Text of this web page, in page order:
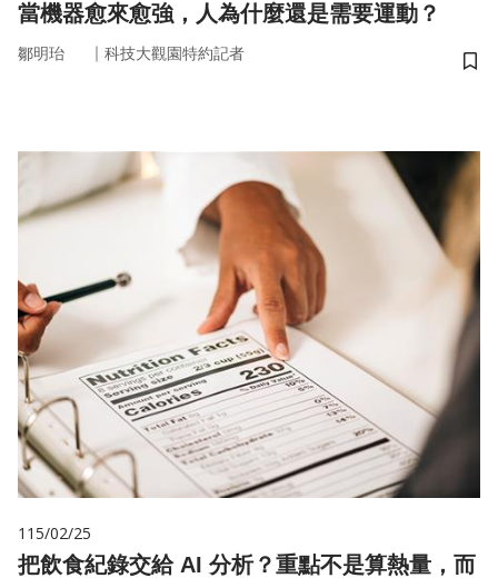
當機器愈來愈強，人為什麼還是需要運動？
鄒明珆 ｜ 科技大觀園特約記者
儲
115/02/25
把飲食紀錄交給 AI 分析？重點不是算熱量，而